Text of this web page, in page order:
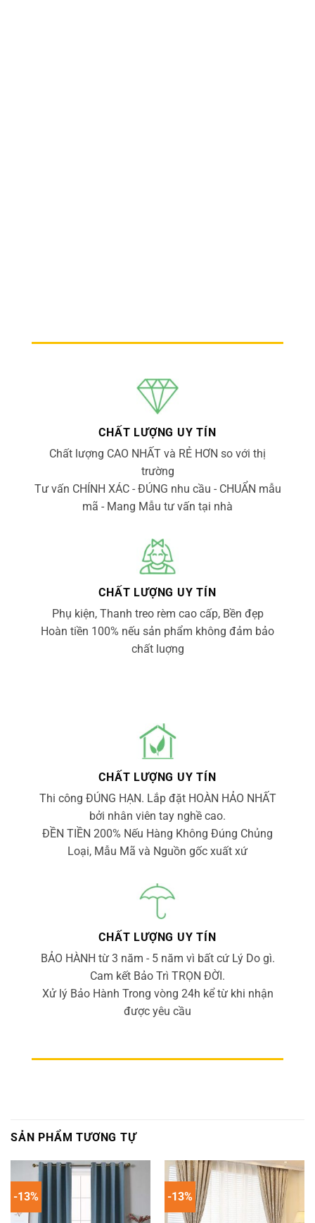
CHẤT LƯỢNG UY TÍN
Chất lượng CAO NHẤT và RẺ HƠN so với thị
trường
Tư vấn CHÍNH XÁC - ĐÚNG nhu cầu - CHUẨN mẫu
mã - Mang Mẫu tư vấn tại nhà
CHẤT LƯỢNG UY TÍN
Phụ kiện, Thanh treo rèm cao cấp, Bền đẹp
Hoàn tiền 100% nếu sản phẩm không đảm bảo
chất luợng
CHẤT LƯỢNG UY TÍN
Thi công ĐÚNG HẠN. Lắp đặt HOÀN HẢO NHẤT
bởi nhân viên tay nghề cao.
ĐỀN TIỀN 200% Nếu Hàng Không Đúng Chủng
Loại, Mẫu Mã và Nguồn gốc xuất xứ
CHẤT LƯỢNG UY TÍN
BẢO HÀNH từ 3 năm - 5 năm vì bất cứ Lý Do gì.
Cam kết Bảo Trì TRỌN ĐỜI.
Xử lý Bảo Hành Trong vòng 24h kể từ khi nhận
được yêu cầu
SẢN PHẨM TƯƠNG TỰ
-13% -13%